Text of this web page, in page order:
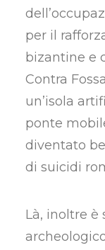
per il
bizantine e
Contra
un’isola
ponte
diventato
di suicidi
Là, inoltre è